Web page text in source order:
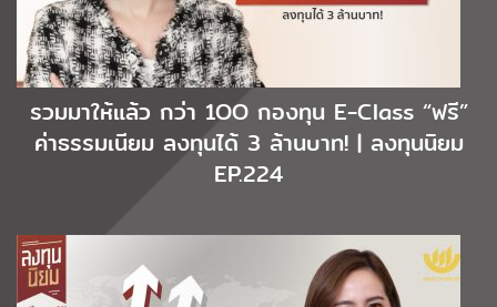
รวมมาให้แล้ว กว่า 1OO กองทุน E-Class “ฟรี”
ค่าธรรมเนียม ลงทุนได้ 3 ล้านบาท! | ลงทุนนิยม
EP.224